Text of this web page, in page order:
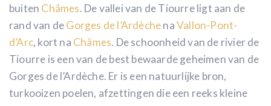
buiten Châmes. De vallei van de Tiourre ligt aan de
rand van deGorges de l’ArdèchenaVallon-Pont-
d’Arc, kort na Châmes. De schoonheid van de rivier de
Tiourre is een van de best bewaarde geheimen van de
Gorges de l’Ardèche. Er is een natuurlijke bron,
turkooizen poelen, afzettingen die een reeks kleine